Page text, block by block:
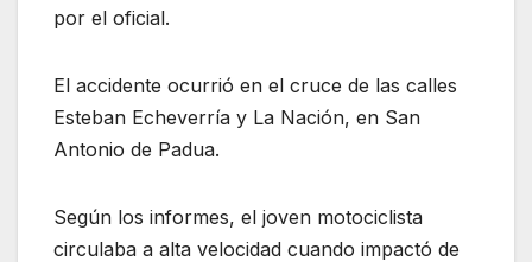
por el oficial.
El accidente ocurrió en el cruce de las calles
Esteban Echeverría y La Nación, en San
Antonio de Padua.
Según los informes, el joven motociclista
circulaba a alta velocidad cuando impactó de